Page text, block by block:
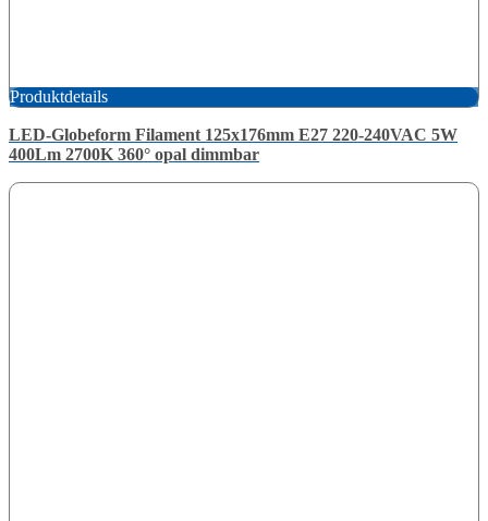
Produktdetails
LED-Globeform Filament 125x176mm E27 220-240VAC 5W
400Lm 2700K 360° opal dimmbar